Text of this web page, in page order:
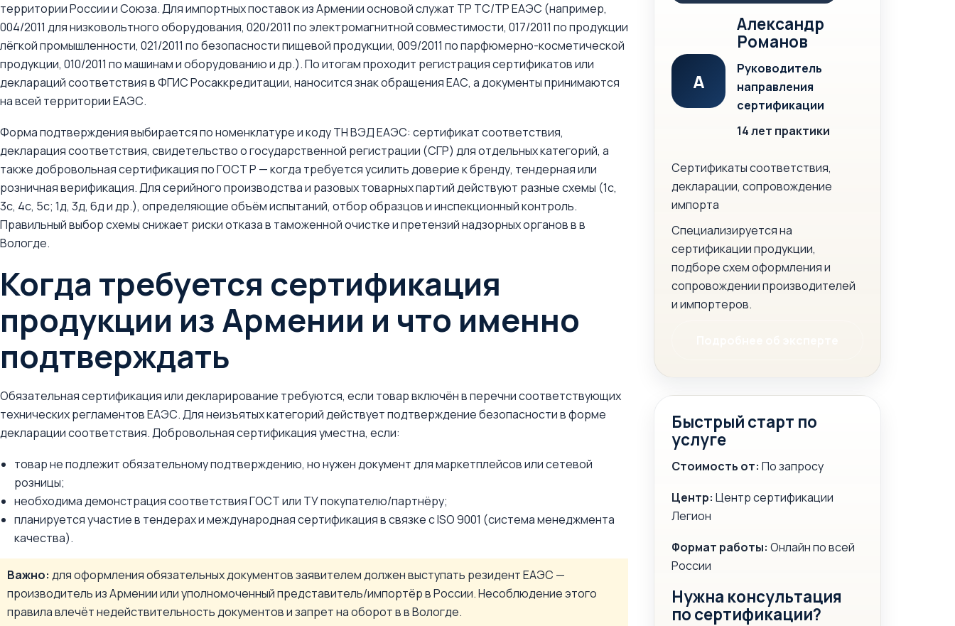
территории России и Союза. Для импортных поставок из Армении основой служат ТР ТС/ТР ЕАЭС (например,
004/2011 для низковольтного оборудования, 020/2011 по электромагнитной совместимости, 017/2011 по продукции
лёгкой промышленности, 021/2011 по безопасности пищевой продукции, 009/2011 по парфюмерно-косметической
продукции, 010/2011 по машинам и оборудованию и др.). По итогам проходит регистрация сертификатов или
деклараций соответствия в ФГИС Росаккредитации, наносится знак обращения ЕАС, а документы принимаются
на всей территории ЕАЭС.
Форма подтверждения выбирается по номенклатуре и коду ТН ВЭД ЕАЭС: сертификат соответствия,
декларация соответствия, свидетельство о государственной регистрации (СГР) для отдельных категорий, а
также добровольная сертификация по ГОСТ Р — когда требуется усилить доверие к бренду, тендерная или
розничная верификация. Для серийного производства и разовых товарных партий действуют разные схемы (1с,
3с, 4с, 5с; 1д, 3д, 6д и др.), определяющие объём испытаний, отбор образцов и инспекционный контроль.
Правильный выбор схемы снижает риски отказа в таможенной очистке и претензий надзорных органов в в
Вологде.
Когда требуется сертификация
продукции из Армении и что именно
подтверждать
Обязательная сертификация или декларирование требуются, если товар включён в перечни соответствующих
технических регламентов ЕАЭС. Для неизъятых категорий действует подтверждение безопасности в форме
декларации соответствия. Добровольная сертификация уместна, если:
товар не подлежит обязательному подтверждению, но нужен документ для маркетплейсов или сетевой
розницы;
необходима демонстрация соответствия ГОСТ или ТУ покупателю/партнёру;
планируется участие в тендерах и международная сертификация в связке с ISO 9001 (система менеджмента
качества).
Важно: для оформления обязательных документов заявителем должен выступать резидент ЕАЭС —
производитель из Армении или уполномоченный представитель/импортёр в России. Несоблюдение этого
правила влечёт недействительность документов и запрет на оборот в в Вологде.
А
Александр
Романов
Руководитель
направления
сертификации
14 лет практики
Сертификаты соответствия,
декларации, сопровождение
импорта
Специализируется на
сертификации продукции,
подборе схем оформления и
сопровождении производителей
и импортеров.
Быстрый старт по
услуге
Стоимость от: По запросу
Центр: Центр сертификации
Легион
Формат работы: Онлайн по всей
России
Нужна консультация
по сертификации?